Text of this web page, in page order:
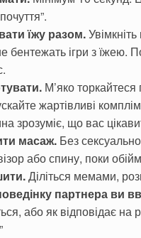
їжу разом.
бентежать ігри з їжею.
М’яко торкайтеся
жартівливі
зрозуміє, що вас
масаж. Без
або спину, поки
Діліться мемами,
партнера ви
або як відповідає